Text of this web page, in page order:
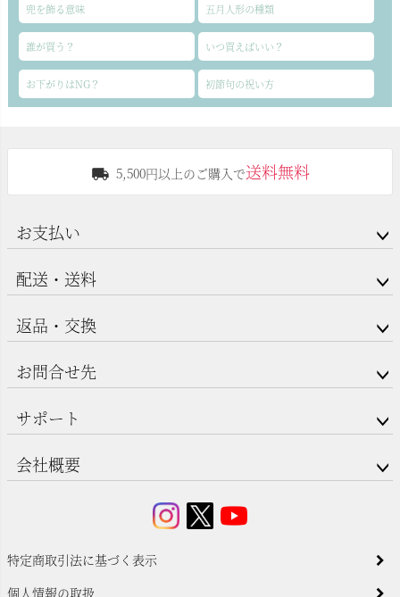
兜を飾る意味 五月人形の種類
誰が買う？ いつ買えばいい？
お下がりはNG？ 初節句の祝い方
5,500円以上のご購入で送料無料
お支払い
配送・送料
返品・交換
お問合せ先
サポート
会社概要
特定商取引法に基づく表示
個人情報の取扱